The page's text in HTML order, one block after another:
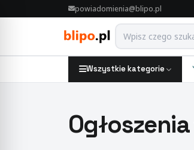
powiadomienia@blipo.pl
Wszystkie kategorie
Ogłoszenia